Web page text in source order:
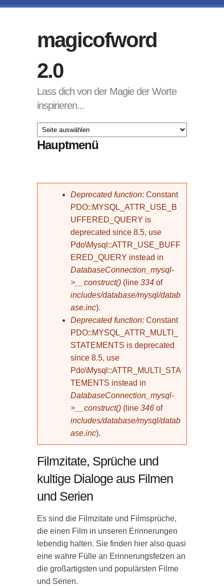
magicofword
2.0
Lass dich von der Magie der Worte
inspirieren...
Hauptmenü
Fehlermeldung
Deprecated function: Constant
PDO::MYSQL_ATTR_USE_B
UFFERED_QUERY is
deprecated since 8.5, use
Pdo\Mysql::ATTR_USE_BUFF
ERED_QUERY instead in
DatabaseConnection_mysql-
>__construct() (line 334 of
includes/database/mysql/datab
ase.inc).
Deprecated function: Constant
PDO::MYSQL_ATTR_MULTI_
STATEMENTS is deprecated
since 8.5, use
Pdo\Mysql::ATTR_MULTI_STA
TEMENTS instead in
DatabaseConnection_mysql-
>__construct() (line 346 of
includes/database/mysql/datab
ase.inc).
Filmzitate, Sprüche und
kultige Dialoge aus Filmen
und Serien
Es sind die Filmzitate und Filmsprüche,
die einen Film in unseren Erinnerungen
lebendig halten. Sie finden hier also quasi
eine wahre Fülle an Erinnerungsfetzen an
die großartigsten und populärsten Filme
und Serien.